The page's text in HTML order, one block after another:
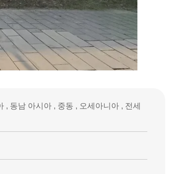
동남 아시아 , 중동 , 오세아니아 , 전세